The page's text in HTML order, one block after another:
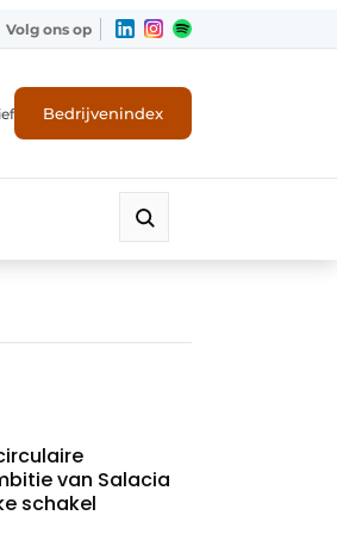
Volg ons op
Bedrijvenindex
van Salacia
schakel